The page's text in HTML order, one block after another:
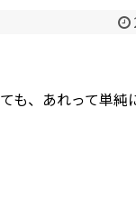
も、あれって単純